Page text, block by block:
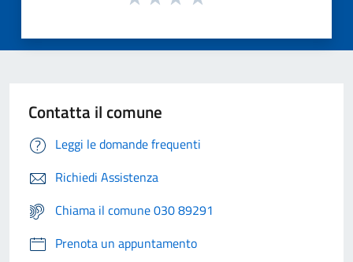
Contatta il comune
Leggi le domande frequenti
Richiedi Assistenza
Chiama il comune 030 89291
Prenota un appuntamento